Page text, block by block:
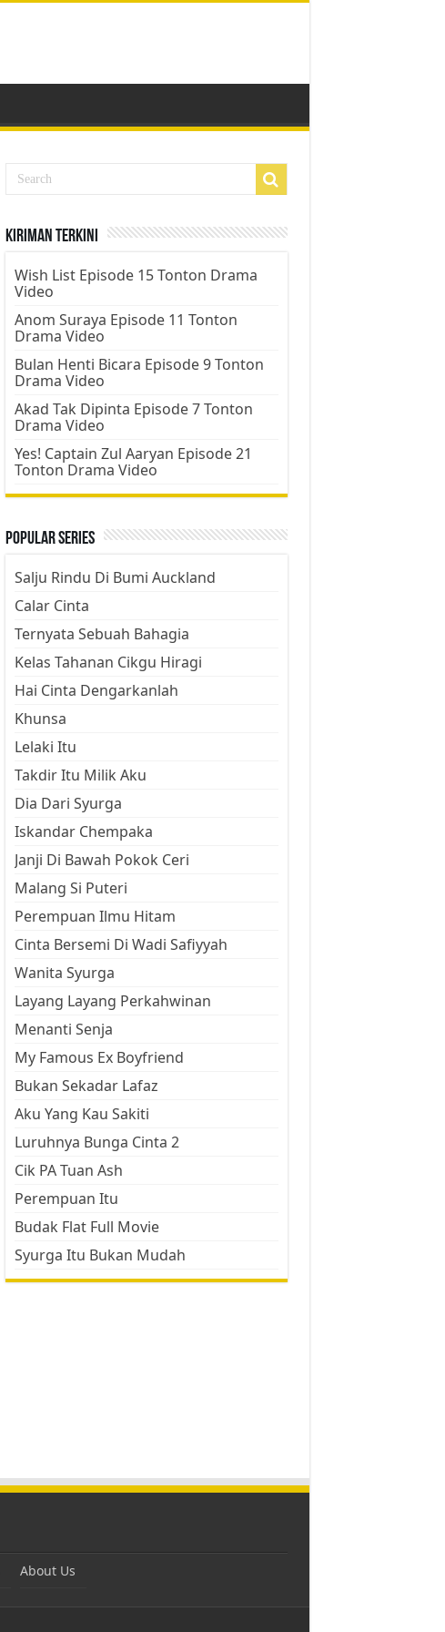
Kiriman Terkini
Wish List Episode 15 Tonton Drama
Video
Anom Suraya Episode 11 Tonton
Drama Video
Bulan Henti Bicara Episode 9 Tonton
Drama Video
Akad Tak Dipinta Episode 7 Tonton
Drama Video
Yes! Captain Zul Aaryan Episode 21
Tonton Drama Video
Popular Series
Salju Rindu Di Bumi Auckland
Calar Cinta
Ternyata Sebuah Bahagia
Kelas Tahanan Cikgu Hiragi
Hai Cinta Dengarkanlah
Khunsa
Lelaki Itu
Takdir Itu Milik Aku
Dia Dari Syurga
Iskandar Chempaka
Janji Di Bawah Pokok Ceri
Malang Si Puteri
Perempuan Ilmu Hitam
Cinta Bersemi Di Wadi Safiyyah
Wanita Syurga
Layang Layang Perkahwinan
Menanti Senja
My Famous Ex Boyfriend
Bukan Sekadar Lafaz
Aku Yang Kau Sakiti
Luruhnya Bunga Cinta 2
Cik PA Tuan Ash
Perempuan Itu
Budak Flat Full Movie
Syurga Itu Bukan Mudah
About Us